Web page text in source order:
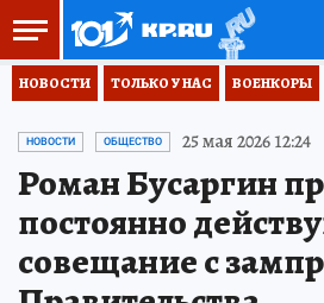
НОВОСТИ ТОЛЬКО У НАС ВОЕНКОРЫ
НОВОСТИ ОБЩЕСТВО 25 мая 2026 12:24
Роман Бусаргин
постоянно
совещание с